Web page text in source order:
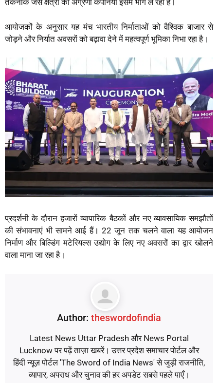
तकनीक जैसे क्षेत्रों की अग्रणी कंपनियां इसमें भाग ले रही हैं।
आयोजकों के अनुसार यह मंच भारतीय निर्माताओं को वैश्विक बाजार से
जोड़ने और निर्यात अवसरों को बढ़ावा देने में महत्वपूर्ण भूमिका निभा रहा है।
प्रदर्शनी के दौरान हजारों व्यापारिक बैठकों और नए व्यावसायिक समझौतों
की संभावनाएं भी सामने आई हैं। 22 जून तक चलने वाला यह आयोजन
निर्माण और बिल्डिंग मटेरियल्स उद्योग के लिए नए अवसरों का द्वार खोलने
वाला माना जा रहा है।
Author: theswordofindia
Latest News Uttar Pradesh और News Portal
Lucknow पर पढ़ें ताज़ा खबरें। उत्तर प्रदेश समाचार पोर्टल और
हिंदी न्यूज़ पोर्टल 'The Sword of India News' से जुड़ी राजनीति,
व्यापार, अपराध और चुनाव की हर अपडेट सबसे पहले पाएँ।